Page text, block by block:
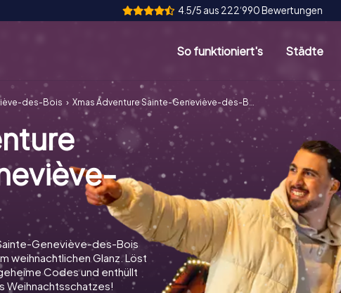
4.5/5 aus 222‘990 Bewertungen
So funktioniert's Städte
des-Bois Xmas Adventure Sainte-Geneviève-des-Bois
Geneviève-des-Bois
weihnachtlichen Glanz. Löst
Codes und enthüllt
Weihnachtsschatzes!